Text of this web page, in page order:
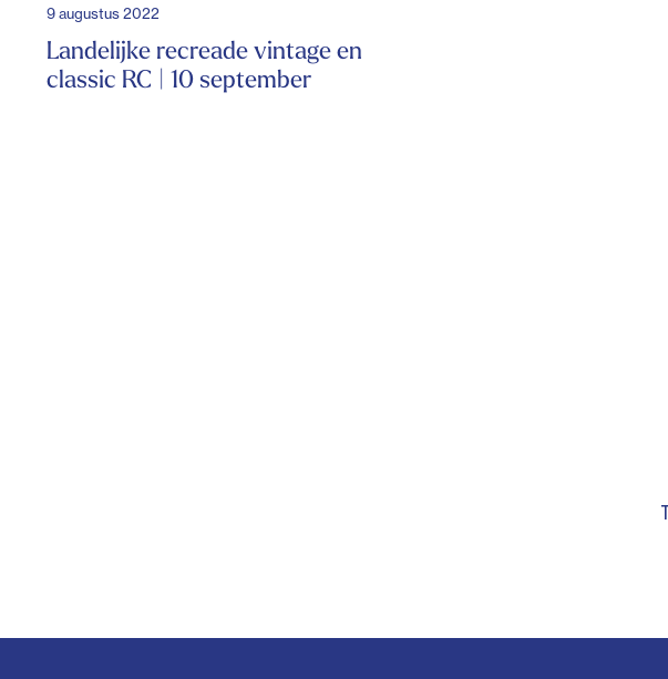
9 augustus 2022
Landelijke recreade vintage en
classic RC | 10 september